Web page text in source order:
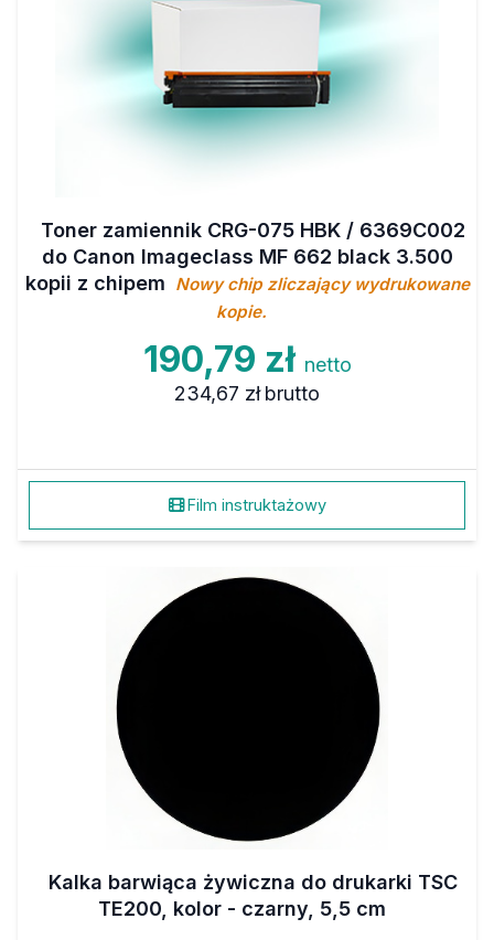
Toner zamiennik CRG-075 HBK / 6369C002
do Canon Imageclass MF 662 black 3.500
kopii z chipem Nowy chip zliczający wydrukowane
kopie.
190,79 zł netto
234,67 zł brutto
Film instruktażowy
Kalka barwiąca żywiczna do drukarki TSC
TE200, kolor - czarny, 5,5 cm